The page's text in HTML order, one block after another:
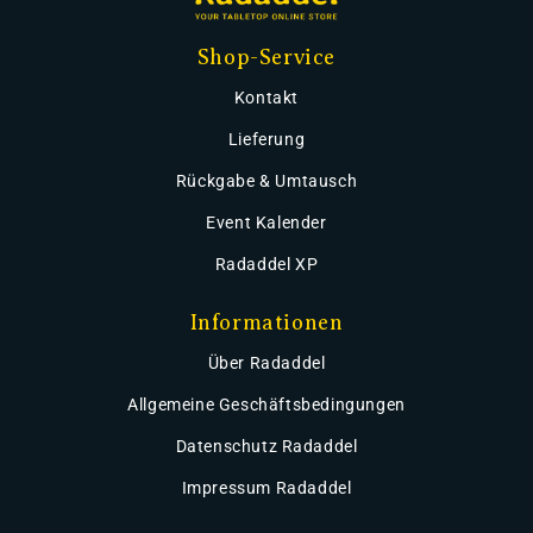
Shop-Service
Kontakt
Lieferung
Rückgabe & Umtausch
Event Kalender
Radaddel XP
Informationen
Über Radaddel
Allgemeine Geschäftsbedingungen
Datenschutz Radaddel
Impressum Radaddel